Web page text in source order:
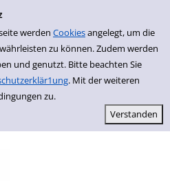
werden Cookiesangelegt, um die
zu können. Zudem werden
und genutzt. Bitte beachten Sie
. Mit der weiteren
zu.